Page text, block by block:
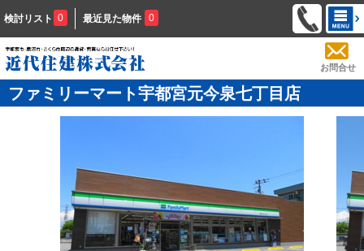
検討リスト 0 最近見た物件 0
お問合せ
ファミリーマート宇都宮元今泉七丁目店